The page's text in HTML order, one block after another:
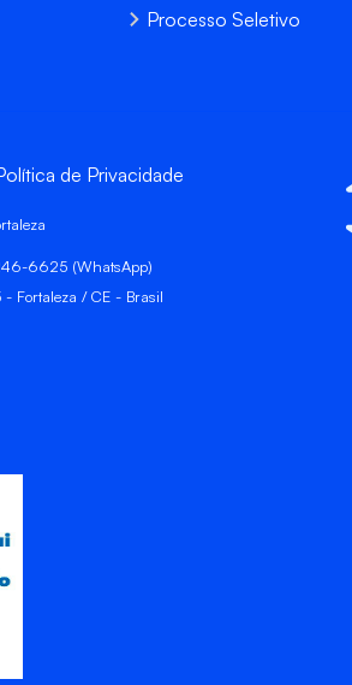
Processo Seletivo
de Privacidade
6625 (WhatsApp)
Fortaleza / CE - Brasil